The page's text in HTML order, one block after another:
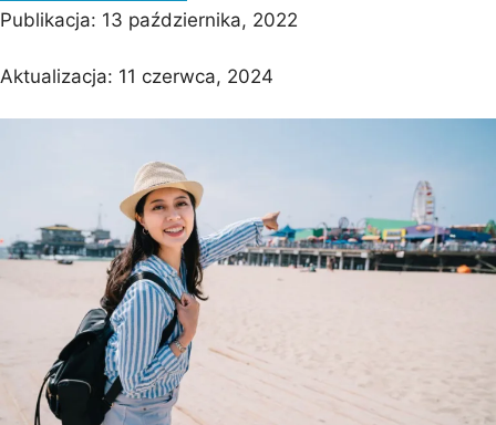
Publikacja: 13 października, 2022
Aktualizacja: 11 czerwca, 2024